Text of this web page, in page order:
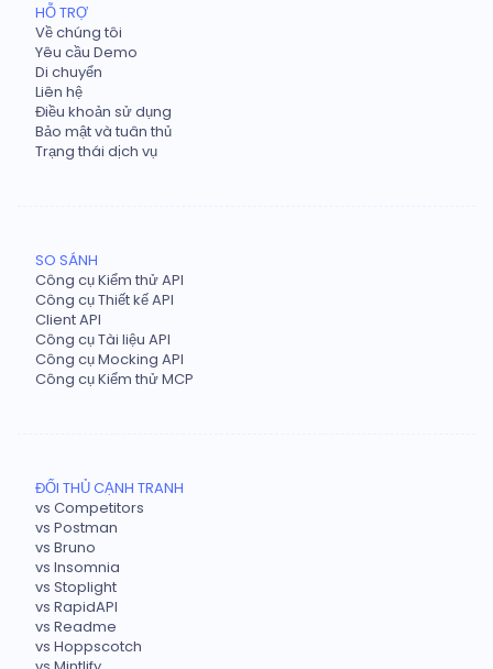
HỖ TRỢ
Về chúng tôi
Yêu cầu Demo
Di chuyển
Liên hệ
Điều khoản sử dụng
Bảo mật và tuân thủ
Trạng thái dịch vụ
SO SÁNH
Công cụ Kiểm thử API
Công cụ Thiết kế API
Client API
Công cụ Tài liệu API
Công cụ Mocking API
Công cụ Kiểm thử MCP
ĐỐI THỦ CẠNH TRANH
vs Competitors
vs Postman
vs Bruno
vs Insomnia
vs Stoplight
vs RapidAPI
vs Readme
vs Hoppscotch